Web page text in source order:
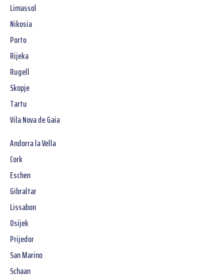
Limassol
Nikosia
Porto
Rijeka
Rugell
Skopje
Tartu
Vila Nova de Gaia
Andorra la Vella
Cork
Eschen
Gibraltar
Lissabon
Osijek
Prijedor
San Marino
Schaan